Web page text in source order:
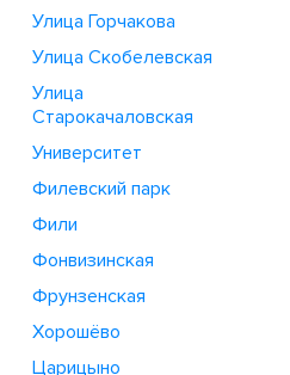
Улица Горчакова
Улица Скобелевская
Улица
Старокачаловская
Университет
Филевский парк
Фили
Фонвизинская
Фрунзенская
Хорошёво
Царицыно